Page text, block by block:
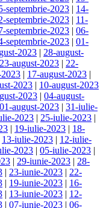
septembrie-2023 | 14-
septembrie-2023 | 11-
septembrie-2023 | 06-
septembrie-2023 | 01-
2023 | 28-august-
23-august-2023 | 22-
| 17-august-2023 |
2023 | 10-august-2023
2023 | 04-august-
01-august-2023 | 31-iulie-
2023 | 25-iulie-2023 |
| 19-iulie-2023 | 18-
13-iulie-2023 | 12-iulie-
2023 | 05-iulie-2023 |
| 29-iunie-2023 | 28-
| 23-iunie-2023 | 22-
| 19-iunie-2023 | 16-
| 13-iunie-2023 | 12-
| 07-iunie-2023 | 06-